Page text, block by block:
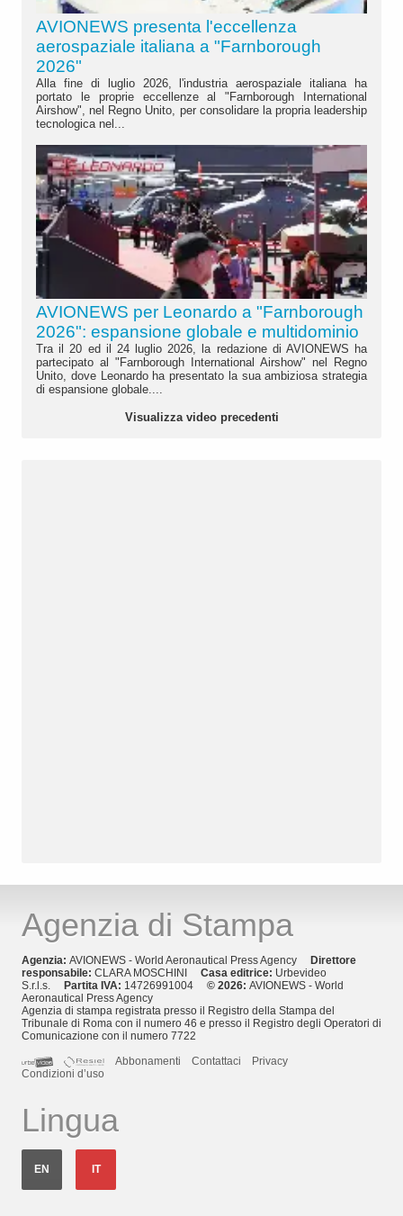
AVIONEWS presenta l'eccellenza
aerospaziale italiana a "Farnborough
2026"
Alla fine di luglio 2026, l'industria aerospaziale italiana ha
portato le proprie eccellenze al "Farnborough International
Airshow", nel Regno Unito, per consolidare la propria leadership
tecnologica nel...
AVIONEWS per Leonardo a "Farnborough
2026": espansione globale e multidominio
Tra il 20 ed il 24 luglio 2026, la redazione di AVIONEWS ha
partecipato al "Farnborough International Airshow" nel Regno
Unito, dove Leonardo ha presentato la sua ambiziosa strategia
di espansione globale....
Visualizza video precedenti
Agenzia di Stampa
Agenzia: AVIONEWS - World Aeronautical Press Agency Direttore
responsabile: CLARA MOSCHINI Casa editrice: Urbevideo
S.r.l.s. Partita IVA: 14726991004 © 2026: AVIONEWS - World
Aeronautical Press Agency
Agenzia di stampa registrata presso il Registro della Stampa del
Tribunale di Roma con il numero 46 e presso il Registro degli Operatori di
Comunicazione con il numero 7722
Abbonamenti
Contattaci
Privacy
Condizioni d’uso
Lingua
EN IT